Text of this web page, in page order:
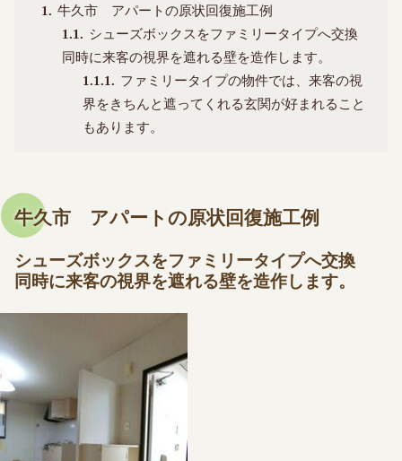
1
牛久市 アパートの原状回復施工例
1.1
シューズボックスをファミリータイプへ交換
同時に来客の視界を遮れる壁を造作します。
1.1.1
ファミリータイプの物件では、来客の視
界をきちんと遮ってくれる玄関が好まれること
もあります。
牛久市 アパートの原状回復施工例
シューズボックスをファミリータイプへ交換
同時に来客の視界を遮れる壁を造作します。